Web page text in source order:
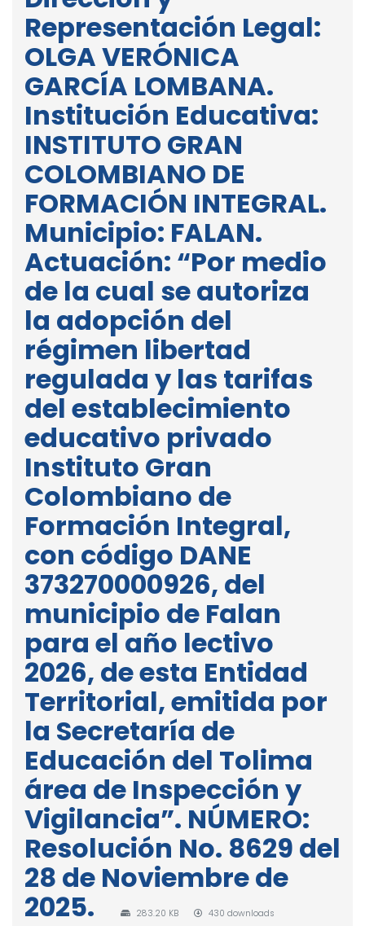
Representación Legal:
OLGA VERÓNICA
GARCÍA LOMBANA.
Institución Educativa:
INSTITUTO GRAN
COLOMBIANO DE
FORMACIÓN INTEGRAL.
Municipio: FALAN.
Actuación: “Por medio
de la cual se autoriza
la adopción del
régimen libertad
regulada y las tarifas
del establecimiento
educativo privado
Instituto Gran
Colombiano de
Formación Integral,
con código DANE
373270000926, del
municipio de Falan
para el año lectivo
2026, de esta Entidad
Territorial, emitida por
la Secretaría de
Educación del Tolima
área de Inspección y
Vigilancia”. NÚMERO:
Resolución No. 8629 del
28 de Noviembre de
2025.
283.20 KB 430 downloads